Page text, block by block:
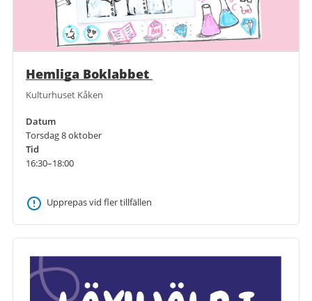
Hemliga Boklabbet
Kulturhuset Kåken
Datum
Torsdag 8 oktober
Tid
16:30–18:00
Upprepas vid fler tillfällen